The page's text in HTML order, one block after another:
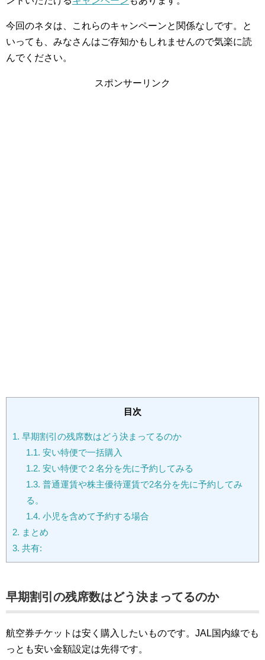
今回のネタは、これらのキャンペーンと関係なしです。と
いっても、みなさんはご存知かもしれませんので気楽に読
んでください。
スポンサーリンク
目次
1. 早期割引の残席数はどう決まってるのか
1.1. 安い特便で一括購入
1.2. 安い特便で２名分を先に予約してみる
1.3. 普通運賃や株主優待運賃で2名分を先に予約してみ
る。
1.4. 小児を含めて予約する場合
2. まとめ
3. 共有:
早期割引の残席数はどう決まってるのか
航空券チケットは安く購入したいものです。JAL国内線でも
っとも安い金額設定は先得です。